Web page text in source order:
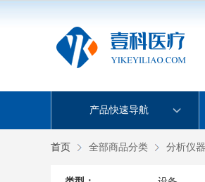
产品快速导航
首页 全部商品分类 分析仪器